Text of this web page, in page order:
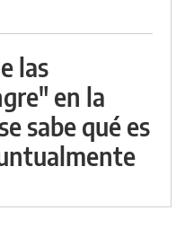
las
en la
sabe qué es